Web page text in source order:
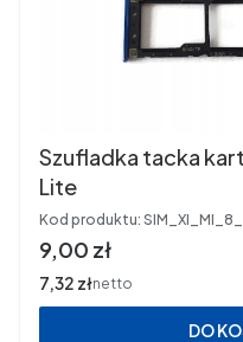
Szufladka tacka
Lite
Kod produktu:
Cena
9,00 zł
Cena
7,32 złnetto
DO